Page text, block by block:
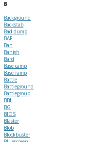
B
Background
Backstab
Bad dump
BAF
Ban
Banish
Bard
Base camp
Base ramp
Battle
Battleground
Battlegroup
BBL
BG
BIOS
Blaster
Blob
Blockbuster